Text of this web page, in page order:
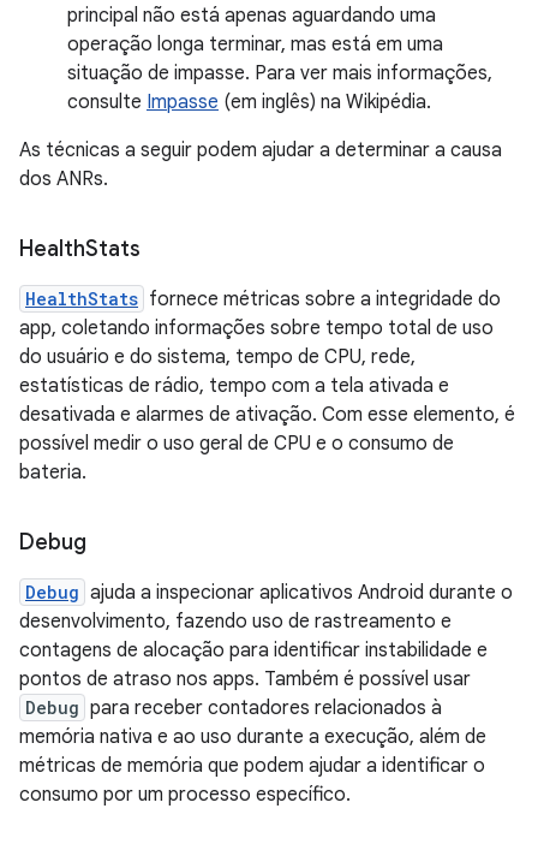
principal não está apenas aguardando uma
operação longa terminar, mas está em uma
situação de impasse. Para ver mais informações,
consulte Impasse (em inglês) na Wikipédia.
As técnicas a seguir podem ajudar a determinar a causa
dos ANRs.
HealthStats
HealthStats fornece métricas sobre a integridade do
app, coletando informações sobre tempo total de uso
do usuário e do sistema, tempo de CPU, rede,
estatísticas de rádio, tempo com a tela ativada e
desativada e alarmes de ativação. Com esse elemento, é
possível medir o uso geral de CPU e o consumo de
bateria.
Debug
Debug ajuda a inspecionar aplicativos Android durante o
desenvolvimento, fazendo uso de rastreamento e
contagens de alocação para identificar instabilidade e
pontos de atraso nos apps. Também é possível usar
Debug para receber contadores relacionados à
memória nativa e ao uso durante a execução, além de
métricas de memória que podem ajudar a identificar o
consumo por um processo específico.